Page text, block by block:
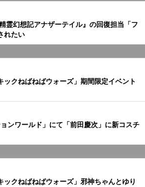
霊幻想記アナザーテイル』の回復担当「フ
れたい
ックねばねばウォーズ」期間限定イベント
ンワールド」にて「前田慶次」に新コスチ
ックねばねばウォーズ」邪神ちゃんとゆり